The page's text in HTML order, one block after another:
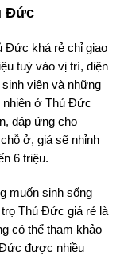
Đức
Đức khá rẻ chỉ giao
tuỳ vào vị trí, diện
viên và những
nhiên ở Thủ Đức
đáp ứng cho
ở, giá sẽ nhỉnh
6 triệu.
muốn sinh sống
Thủ Đức giá rẻ là
có thể tham khảo
được nhiều